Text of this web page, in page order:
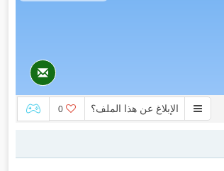
الإبلاغ عن هذا الملف؟ 0